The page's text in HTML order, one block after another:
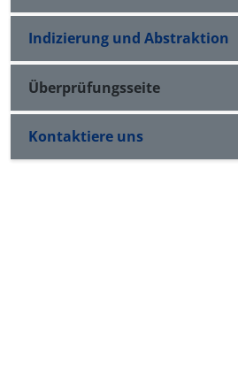
Indizierung und Abstraktion
Überprüfungsseite
Kontaktiere uns